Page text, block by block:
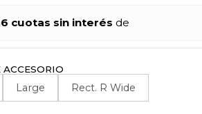
6 cuotas sin interés de
Large Rect. R Wide